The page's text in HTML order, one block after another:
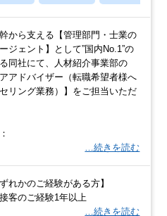
から支える【管理部門・士業の
ジェント】として”国内No.1”の
同社にて、人材紹介事業部の
アアドバイザー（転職希望者様へ
リング業務）】をご担当いただ
…続きを読む
れかのご経験がある方】
客のご経験1年以上
…続きを読む